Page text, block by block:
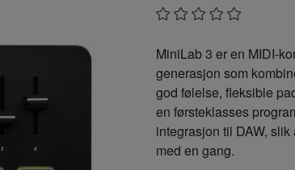
MiniLab 3 er en MIDI-
generasjon som
god følelse, fleksible
en førsteklasses
integrasjon til DAW,
med en gang.